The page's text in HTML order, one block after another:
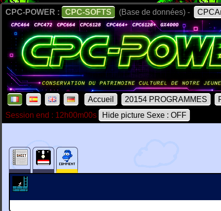
CPC-POWER : CPC-SOFTS (Base de données) -
Accueil 20154 PROGRAMMES
Session end : 12h00m00s
Hide picture Sexe : OFF